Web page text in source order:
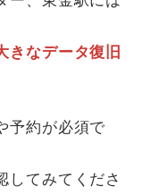
きなデータ復旧
予約が必須で
してみてくださ